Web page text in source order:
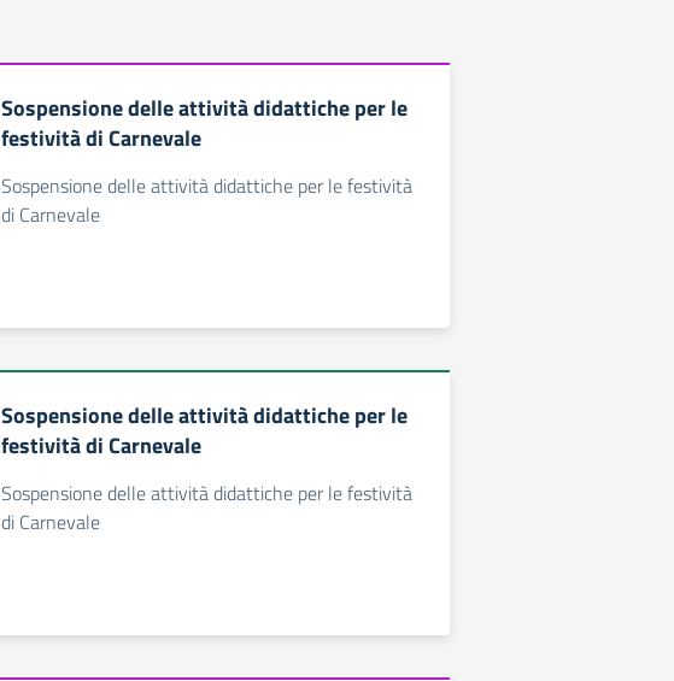
Sospensione delle attività didattiche per le
festività di Carnevale
Sospensione delle attività didattiche per le festività
di Carnevale
Sospensione delle attività didattiche per le
festività di Carnevale
Sospensione delle attività didattiche per le festività
di Carnevale